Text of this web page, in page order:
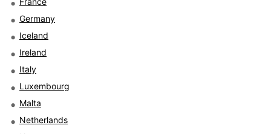
Germany
Iceland
Ireland
Italy
Luxembourg
Malta
Netherlands